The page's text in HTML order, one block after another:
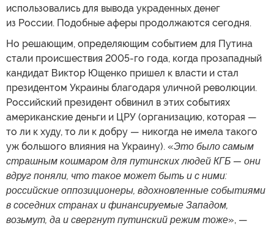
использовались для вывода украденных денег
из России. Подобные аферы продолжаются сегодня.
Но решающим, определяющим событием для Путина
стали происшествия 2005-го года, когда прозападный
кандидат Виктор Ющенко пришел к власти и стал
президентом Украины благодаря уличной революции.
Российский президент обвинил в этих событиях
американские деньги и ЦРУ (организацию, которая —
то ли к худу, то ли к добру — никогда не имела такого
уж большого влияния на Украину). «Это было самым
страшным кошмаром для путинских людей КГБ — они
вдруг поняли, что такое может быть и с ними:
российские оппозиционеры, вдохновленные событиями
в соседних странах и финансируемые Западом,
возьмут, да и свергнут путинский режим тоже», —